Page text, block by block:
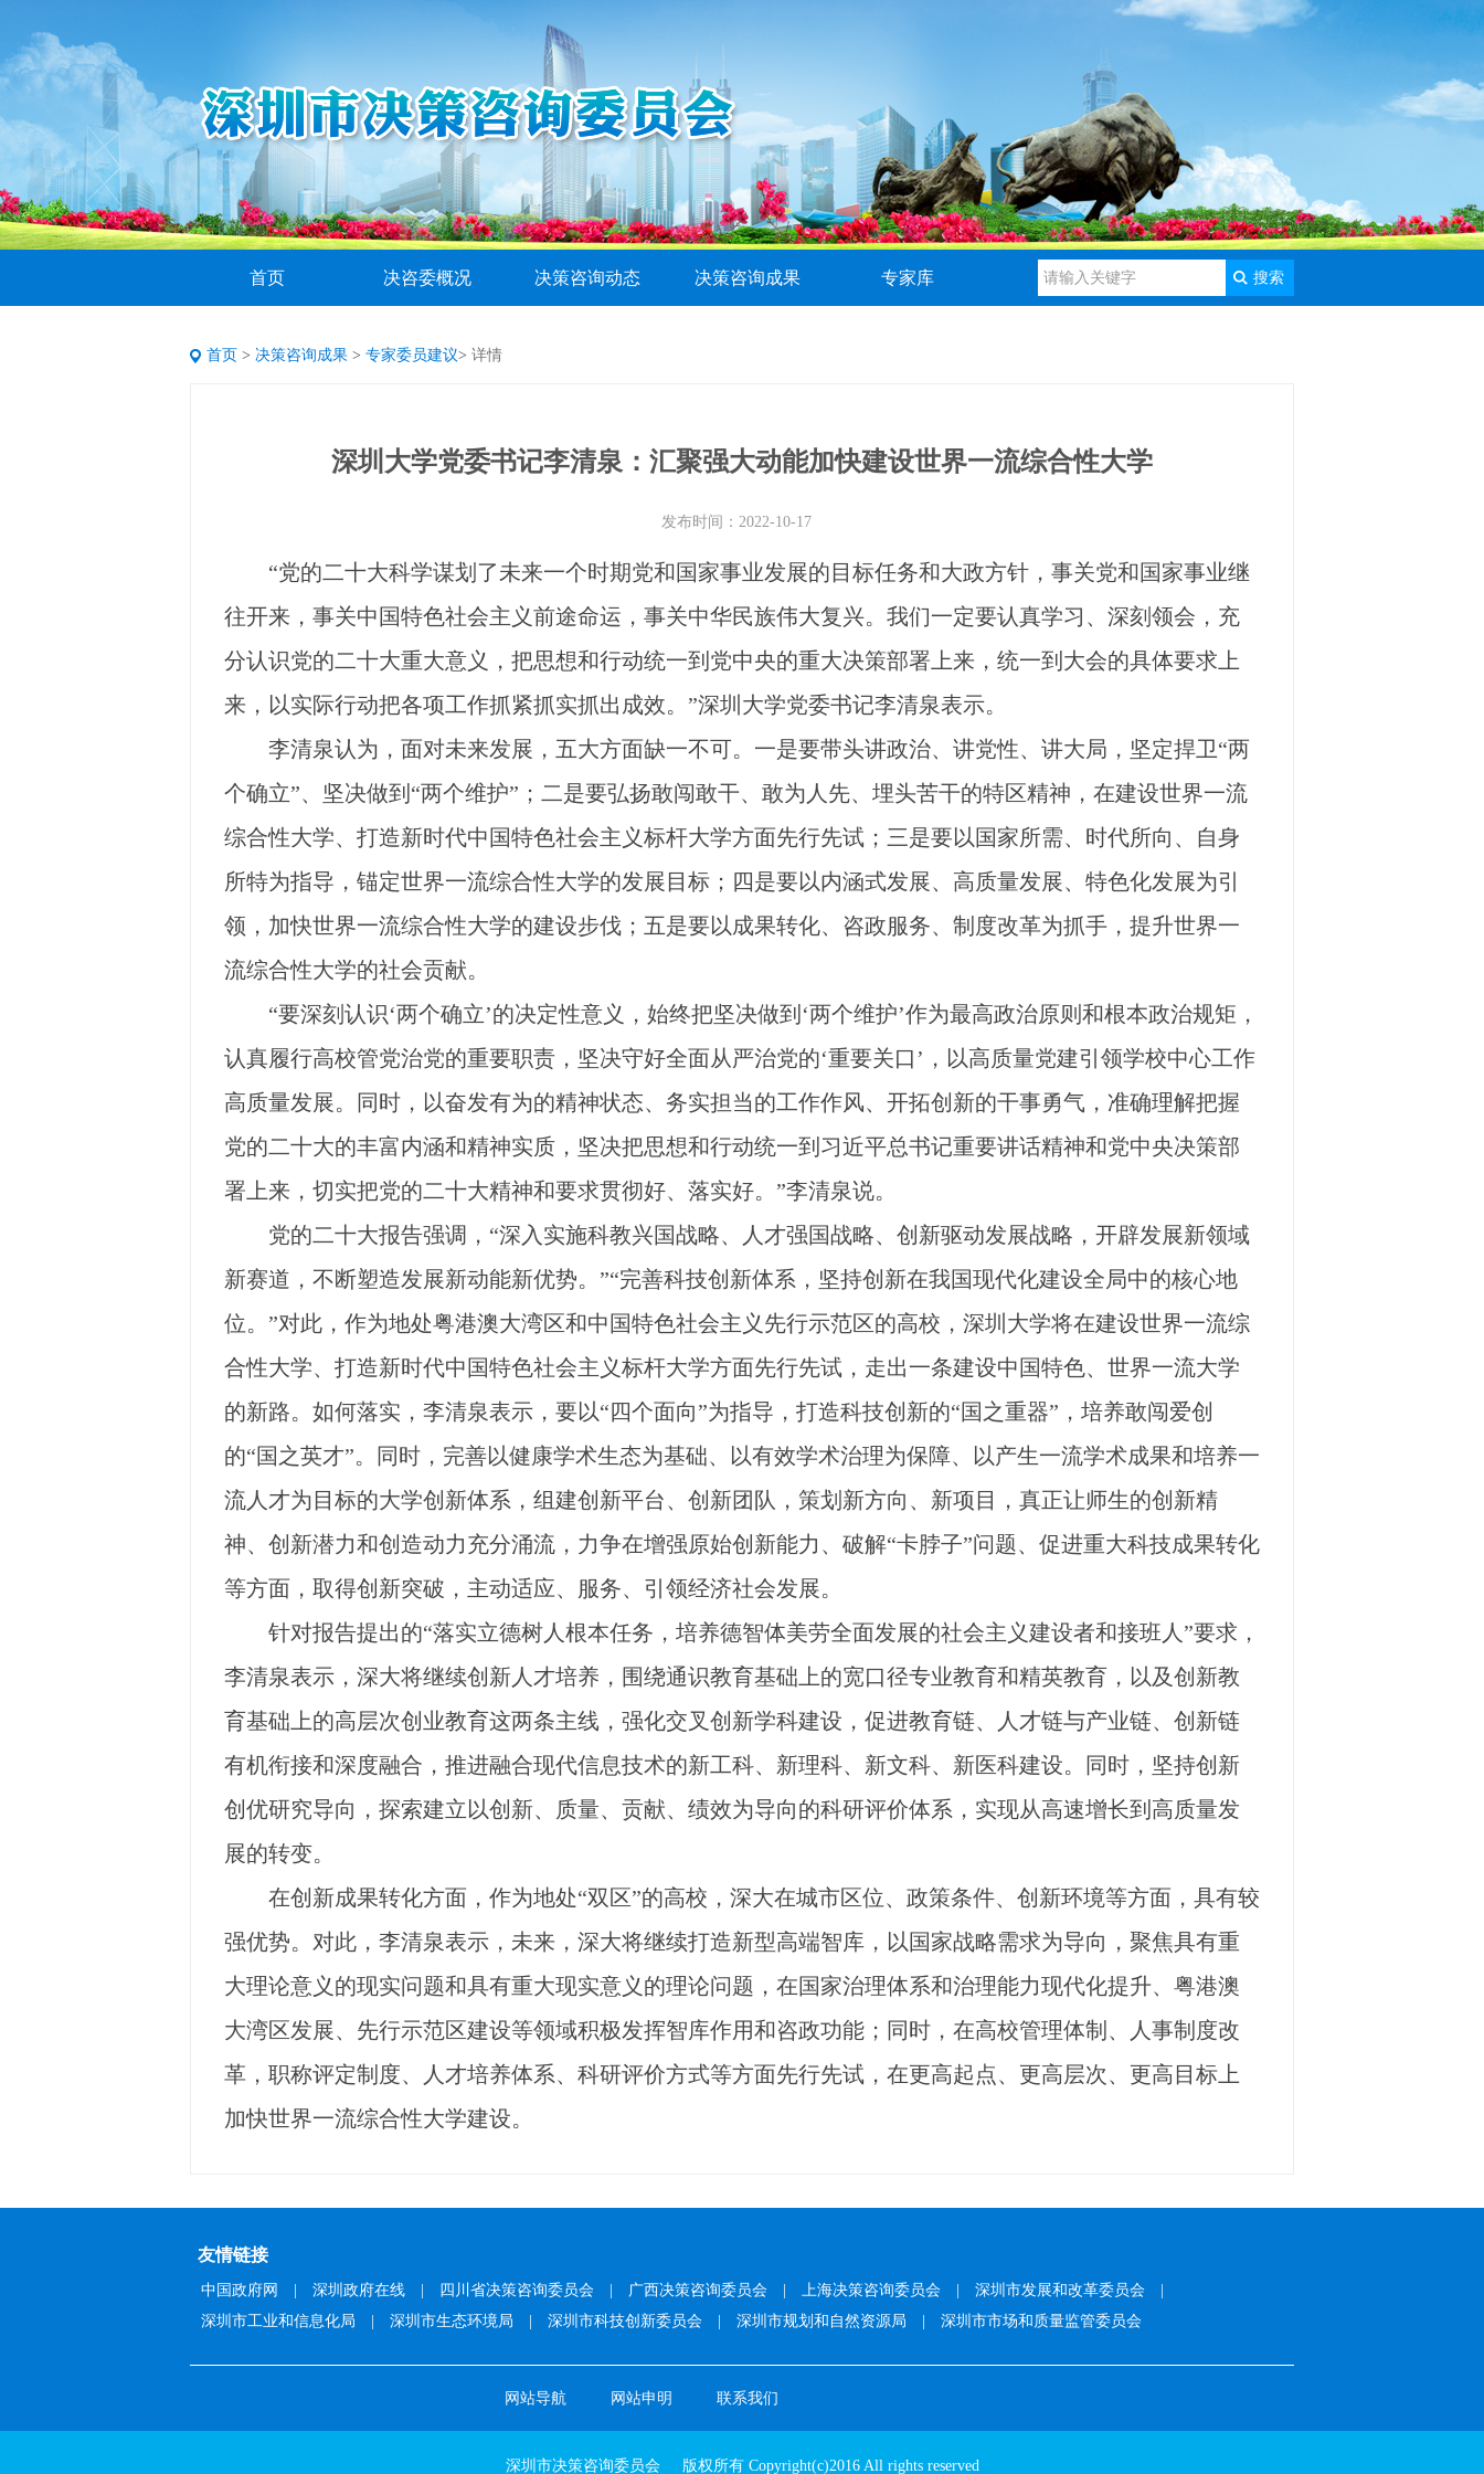
首页 决咨委概况 决策咨询动态 决策咨询成果 专家库 搜索
首页 > 决策咨询成果 > 专家委员建议> 详情
深圳大学党委书记李清泉：汇聚强大动能加快建设世界一流综合性大学
发布时间：2022-10-17
“党的二十大科学谋划了未来一个时期党和国家事业发展的目标任务和大政方针，事关党和国家事业继
往开来，事关中国特色社会主义前途命运，事关中华民族伟大复兴。我们一定要认真学习、深刻领会，充
分认识党的二十大重大意义，把思想和行动统一到党中央的重大决策部署上来，统一到大会的具体要求上
来，以实际行动把各项工作抓紧抓实抓出成效。”深圳大学党委书记李清泉表示。
李清泉认为，面对未来发展，五大方面缺一不可。一是要带头讲政治、讲党性、讲大局，坚定捍卫“两
个确立”、坚决做到“两个维护”；二是要弘扬敢闯敢干、敢为人先、埋头苦干的特区精神，在建设世界一流
综合性大学、打造新时代中国特色社会主义标杆大学方面先行先试；三是要以国家所需、时代所向、自身
所特为指导，锚定世界一流综合性大学的发展目标；四是要以内涵式发展、高质量发展、特色化发展为引
领，加快世界一流综合性大学的建设步伐；五是要以成果转化、咨政服务、制度改革为抓手，提升世界一
流综合性大学的社会贡献。
“要深刻认识‘两个确立’的决定性意义，始终把坚决做到‘两个维护’作为最高政治原则和根本政治规矩，
认真履行高校管党治党的重要职责，坚决守好全面从严治党的‘重要关口’，以高质量党建引领学校中心工作
高质量发展。同时，以奋发有为的精神状态、务实担当的工作作风、开拓创新的干事勇气，准确理解把握
党的二十大的丰富内涵和精神实质，坚决把思想和行动统一到习近平总书记重要讲话精神和党中央决策部
署上来，切实把党的二十大精神和要求贯彻好、落实好。”李清泉说。
党的二十大报告强调，“深入实施科教兴国战略、人才强国战略、创新驱动发展战略，开辟发展新领域
新赛道，不断塑造发展新动能新优势。”“完善科技创新体系，坚持创新在我国现代化建设全局中的核心地
位。”对此，作为地处粤港澳大湾区和中国特色社会主义先行示范区的高校，深圳大学将在建设世界一流综
合性大学、打造新时代中国特色社会主义标杆大学方面先行先试，走出一条建设中国特色、世界一流大学
的新路。如何落实，李清泉表示，要以“四个面向”为指导，打造科技创新的“国之重器”，培养敢闯爱创
的“国之英才”。同时，完善以健康学术生态为基础、以有效学术治理为保障、以产生一流学术成果和培养一
流人才为目标的大学创新体系，组建创新平台、创新团队，策划新方向、新项目，真正让师生的创新精
神、创新潜力和创造动力充分涌流，力争在增强原始创新能力、破解“卡脖子”问题、促进重大科技成果转化
等方面，取得创新突破，主动适应、服务、引领经济社会发展。
针对报告提出的“落实立德树人根本任务，培养德智体美劳全面发展的社会主义建设者和接班人”要求，
李清泉表示，深大将继续创新人才培养，围绕通识教育基础上的宽口径专业教育和精英教育，以及创新教
育基础上的高层次创业教育这两条主线，强化交叉创新学科建设，促进教育链、人才链与产业链、创新链
有机衔接和深度融合，推进融合现代信息技术的新工科、新理科、新文科、新医科建设。同时，坚持创新
创优研究导向，探索建立以创新、质量、贡献、绩效为导向的科研评价体系，实现从高速增长到高质量发
展的转变。
在创新成果转化方面，作为地处“双区”的高校，深大在城市区位、政策条件、创新环境等方面，具有较
强优势。对此，李清泉表示，未来，深大将继续打造新型高端智库，以国家战略需求为导向，聚焦具有重
大理论意义的现实问题和具有重大现实意义的理论问题，在国家治理体系和治理能力现代化提升、粤港澳
大湾区发展、先行示范区建设等领域积极发挥智库作用和咨政功能；同时，在高校管理体制、人事制度改
革，职称评定制度、人才培养体系、科研评价方式等方面先行先试，在更高起点、更高层次、更高目标上
加快世界一流综合性大学建设。
友情链接
中国政府网 深圳政府在线 四川省决策咨询委员会 广西决策咨询委员会 上海决策咨询委员会 深圳市发展和改革委员会
深圳市工业和信息化局
深圳市生态环境局 深圳市科技创新委员会 深圳市规划和自然资源局 深圳市市场和质量监管委员会
网站导航 网站申明 联系我们
深圳市决策咨询委员会 版权所有 Copyright(c)2016 All rights reserved